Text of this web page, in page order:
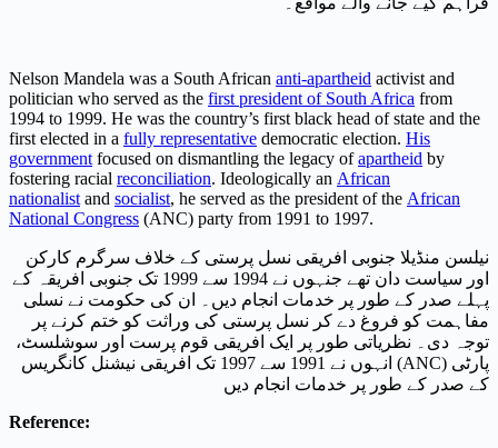
Nelson Mandela was a South African anti-apartheid activist and
politician who served as the first president of South Africa from
1994 to 1999. He was the country’s first black head of state and the
first elected in a fully representative democratic election. His
government focused on dismantling the legacy ofapartheid by
fostering racial reconciliation. Ideologically an African
nationalist and socialist, he served as the president of the African
National Congress (ANC) party from 1991 to 1997.
نیلسن منڈیلا جنوبی افریقی نسل پرستی کے خلاف سرگرم کارکن
اور سیاست دان تھے جنہوں نے 1994 سے 1999 تک جنوبی افریقہ کے
پہلے صدر کے طور پر خدمات انجام دیں۔ ان کی حکومت نے نسلی
مفاہمت کو فروغ دے کر نسل پرستی کی وراثت کو ختم کرنے پر
توجہ دی۔ نظریاتی طور پر ایک افریقی قوم پرست اور سوشلسٹ،
انہوں نے 1991 سے 1997 تک افریقی نیشنل کانگریس (ANC) پارٹی
کے صدر کے طور پر خدمات انجام دیں
Reference: